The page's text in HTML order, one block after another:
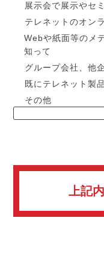
展示会で展示やセ
テレネットのオン
Webや紙面等のメ
知って
グループ会社、他
既にテレネット製
その他